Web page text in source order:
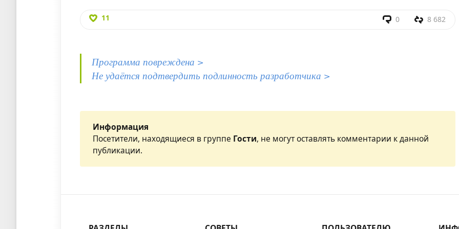
11 0 8 682
Программа повреждена >
Не удаётся подтвердить подлинность разработчика >
Информация
Посетители, находящиеся в группе Гости, не могут оставлять комментарии к данной
публикации.